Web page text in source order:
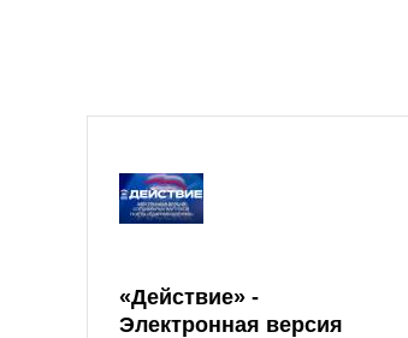
«Действие» -
Электронная версия